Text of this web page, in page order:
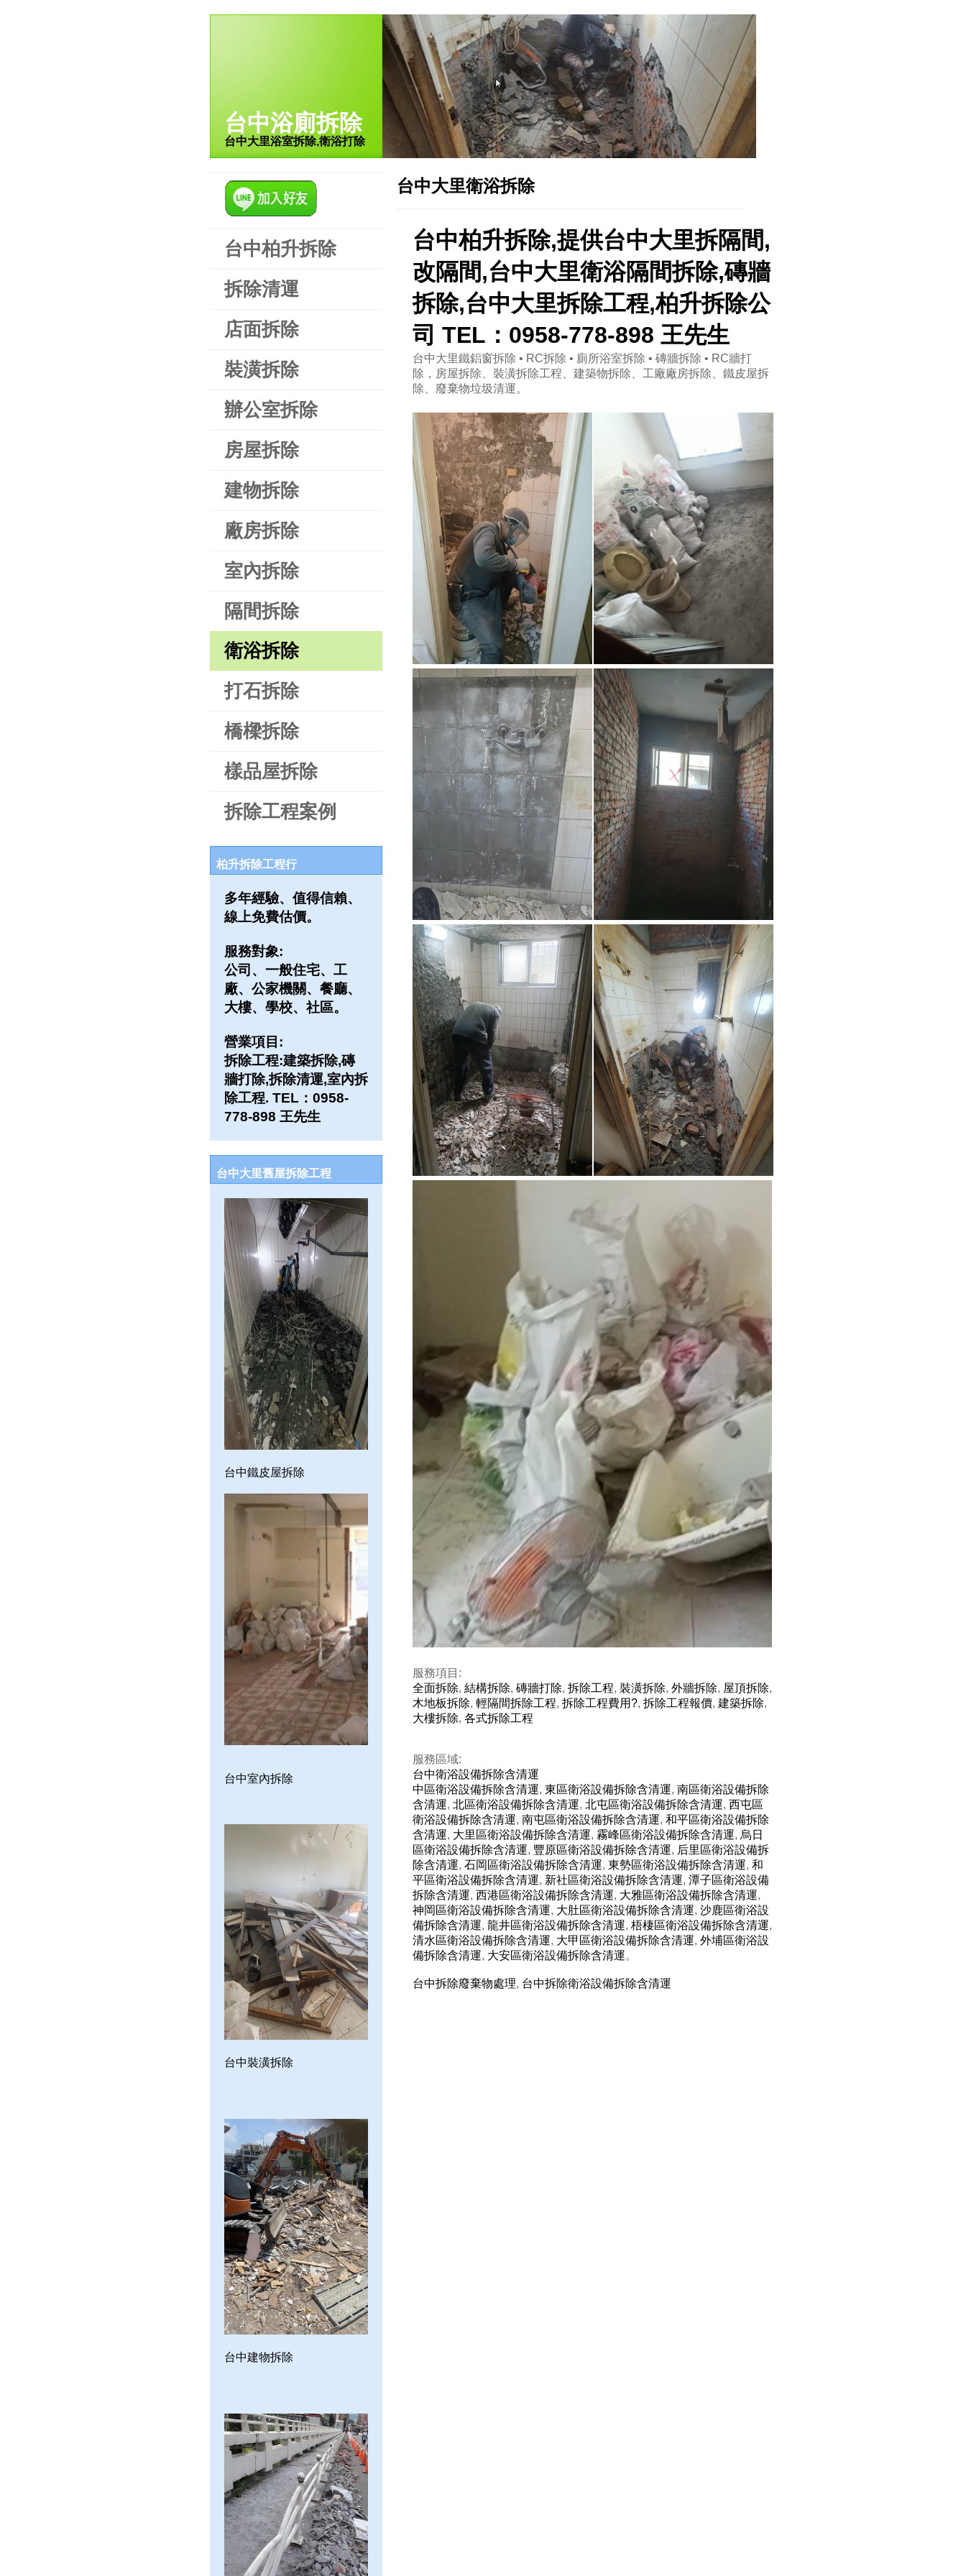
台中浴廁拆除
台中大里浴室拆除,衛浴打除
台中柏升拆除
拆除清運
店面拆除
裝潢拆除
辦公室拆除
房屋拆除
建物拆除
廠房拆除
室內拆除
隔間拆除
衛浴拆除
打石拆除
橋樑拆除
樣品屋拆除
拆除工程案例
柏升拆除工程行
多年經驗、值得信賴、
線上免費估價。
服務對象:
公司、一般住宅、工
廠、公家機關、餐廳、
大樓、學校、社區。
營業項目:
拆除工程:建築拆除,磚
牆打除,拆除清運,室內拆
除工程. TEL：0958-
778-898 王先生
台中大里舊屋拆除工程
台中鐵皮屋拆除
台中室內拆除
台中裝潢拆除
台中建物拆除
台中大里衛浴拆除
台中柏升拆除,提供台中大里拆隔間,
改隔間,台中大里衛浴隔間拆除,磚牆
拆除,台中大里拆除工程,柏升拆除公
司 TEL：0958-778-898 王先生
台中大里鐵鋁窗拆除 • RC拆除 • 廁所浴室拆除 • 磚牆拆除 • RC牆打
除，房屋拆除、裝潢拆除工程、建築物拆除、工廠廠房拆除、鐵皮屋拆
除、廢棄物垃圾清運。
服務項目:
全面拆除, 結構拆除, 磚牆打除, 拆除工程, 裝潢拆除, 外牆拆除, 屋頂拆除,
木地板拆除, 輕隔間拆除工程, 拆除工程費用?, 拆除工程報價, 建築拆除,
大樓拆除, 各式拆除工程
服務區域:
台中衛浴設備拆除含清運
中區衛浴設備拆除含清運, 東區衛浴設備拆除含清運, 南區衛浴設備拆除
含清運, 北區衛浴設備拆除含清運, 北屯區衛浴設備拆除含清運, 西屯區
衛浴設備拆除含清運, 南屯區衛浴設備拆除含清運, 和平區衛浴設備拆除
含清運, 大里區衛浴設備拆除含清運, 霧峰區衛浴設備拆除含清運, 烏日
區衛浴設備拆除含清運, 豐原區衛浴設備拆除含清運, 后里區衛浴設備拆
除含清運, 石岡區衛浴設備拆除含清運, 東勢區衛浴設備拆除含清運, 和
平區衛浴設備拆除含清運, 新社區衛浴設備拆除含清運, 潭子區衛浴設備
拆除含清運, 西港區衛浴設備拆除含清運, 大雅區衛浴設備拆除含清運,
神岡區衛浴設備拆除含清運, 大肚區衛浴設備拆除含清運, 沙鹿區衛浴設
備拆除含清運, 龍井區衛浴設備拆除含清運, 梧棲區衛浴設備拆除含清運,
清水區衛浴設備拆除含清運, 大甲區衛浴設備拆除含清運, 外埔區衛浴設
備拆除含清運, 大安區衛浴設備拆除含清運。
台中拆除廢棄物處理, 台中拆除衛浴設備拆除含清運